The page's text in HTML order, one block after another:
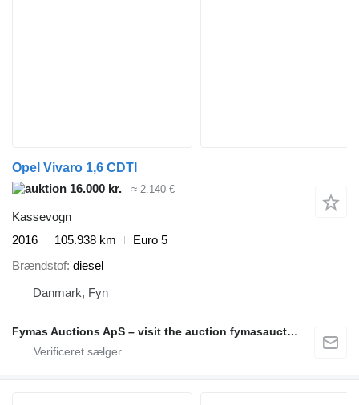
Opel Vivaro 1,6 CDTI
16.000 kr.
≈ 2.140 €
Kassevogn
2016
105.938 km
Euro 5
Brændstof diesel
Danmark, Fyn
Fymas Auctions ApS – visit the auction fymasauctions.dk